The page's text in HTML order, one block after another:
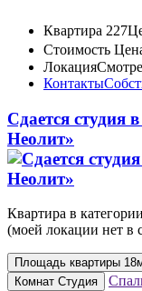
Квартира 227
Стоимость
Локация
Контакты
Сдается студия
Неолит»
Квартира в
(моей локации нет в
Площадь квартиры
Комнат Студия